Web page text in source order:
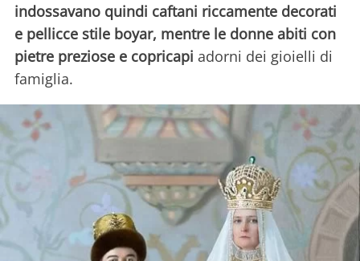
indossavano quindi caftani riccamente decorati
e pellicce stile boyar, mentre le donne abiti con
pietre preziose e copricapi adorni dei gioielli di
famiglia.